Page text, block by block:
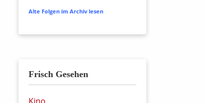
Alte Folgen im Archiv lesen
Frisch Gesehen